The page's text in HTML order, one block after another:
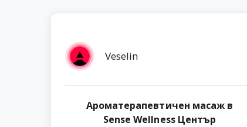
Veselin
Ароматерапевтичен масаж в
Sense Wellness Център